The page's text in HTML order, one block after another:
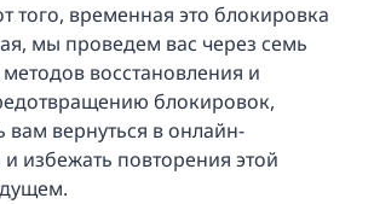
того, временная это блокировка
мы проведем вас через семь
восстановления и
блокировок,
вернуться в онлайн-
и избежать повторения этой